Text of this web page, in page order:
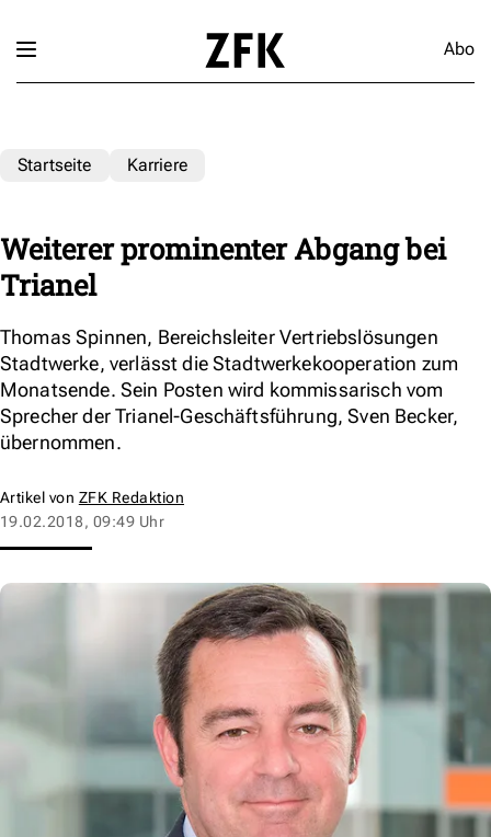
Abo
Startseite Karriere
Weiterer prominenter Abgang bei
Trianel
Thomas Spinnen, Bereichsleiter Vertriebslösungen
Stadtwerke, verlässt die Stadtwerkekooperation zum
Monatsende. Sein Posten wird kommissarisch vom
Sprecher der Trianel-Geschäftsführung, Sven Becker,
übernommen.
Artikel von ZFK Redaktion
19.02.2018, 09:49 Uhr